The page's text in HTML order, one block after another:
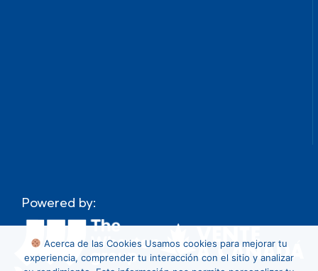
Powered by:
Acerca de las Cookies Usamos cookies para mejorar tu
experiencia, comprender tu interacción con el sitio y analizar